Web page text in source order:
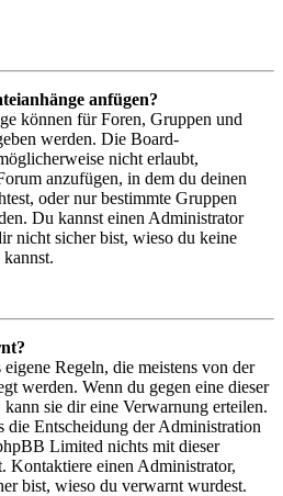
anfügen?
können für Foren, Gruppen und
werden. Die Board-
nicht erlaubt,
anzufügen, in dem du deinen
oder nur bestimmte Gruppen
Du kannst einen Administrator
nicht sicher bist, wieso du keine
Regeln, die meistens von der
werden. Wenn du gegen eine dieser
kann sie dir eine Verwarnung erteilen.
die Entscheidung der Administration
Limited nichts mit dieser
Kontaktiere einen Administrator,
bist, wieso du verwarnt wurdest.